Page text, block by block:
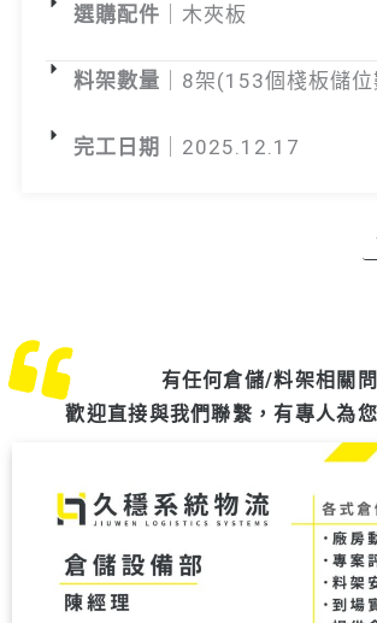
選購配件 ｜木夾板
料架數量 ｜8架(153個棧板儲
完工日期 ｜2025.12.17
有任何倉儲/料架相關
歡迎直接與我們聯繫，有專人為